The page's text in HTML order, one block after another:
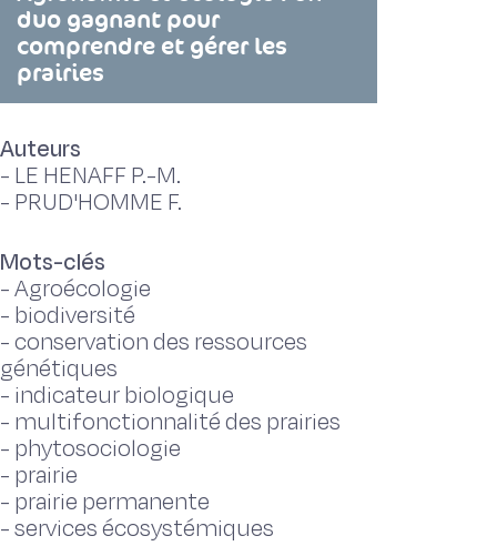
duo gagnant pour
comprendre et gérer les
prairies
Auteurs
- LE HENAFF P.-M.
- PRUD'HOMME F.
Mots-clés
-Agroécologie
- biodiversité
-conservation des ressources
génétiques
- indicateur biologique
- multifonctionnalité des prairies
- phytosociologie
- prairie
- prairie permanente
-services écosystémiques